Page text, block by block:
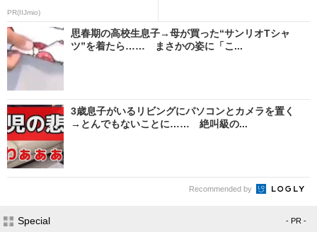
PR(IIJmio)
思春期の高校生息子→母が買った“サンリオTシャ
ツ”を着たら…… まさかの姿に「こ...
3歳息子がいるリビングにパソコンとカメラを置く
→とんでもないことに…… 絶叫級の...
Recommended by
Special - PR -